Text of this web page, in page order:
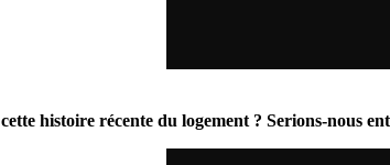
histoire récente du logement ? Serions-nous